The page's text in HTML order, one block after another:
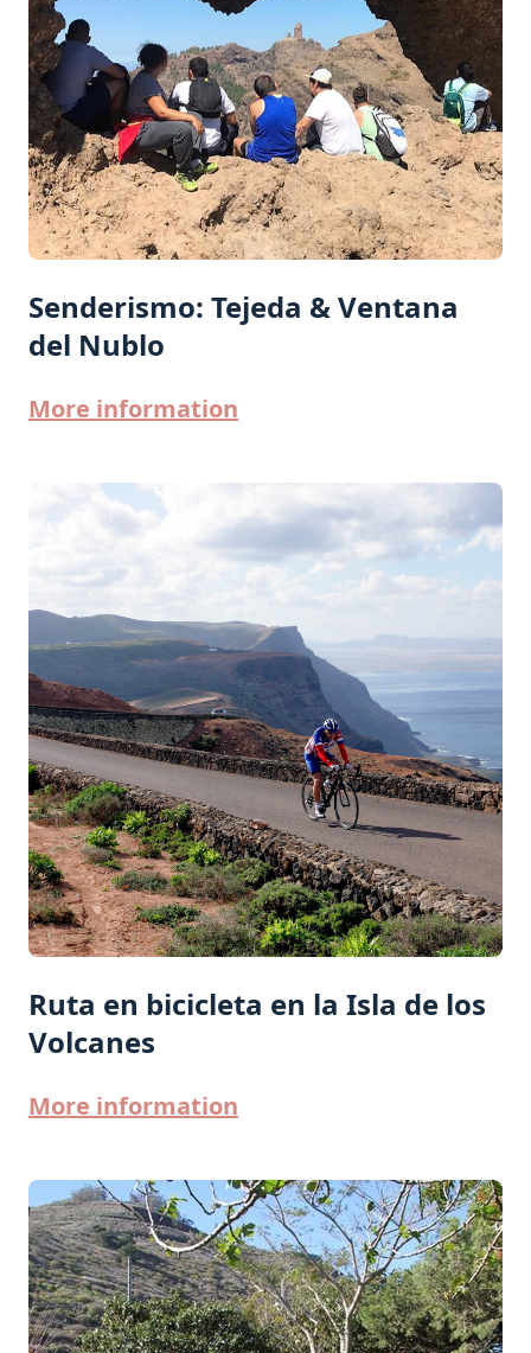
Senderismo: Tejeda & Ventana
del Nublo
More information
Ruta en bicicleta en la Isla de los
Volcanes
More information